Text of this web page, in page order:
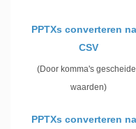
PPTXs converteren
CSV
(Door komma's
waarden)
PPTXs converteren